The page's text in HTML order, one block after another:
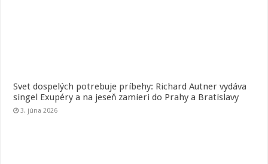
Svet dospelých potrebuje príbehy: Richard Autner vydáva
singel Exupéry a na jeseň zamieri do Prahy a Bratislavy
3. júna 2026